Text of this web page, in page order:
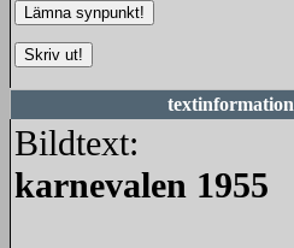
textinformation
Bildtext:
karnevalen 1955